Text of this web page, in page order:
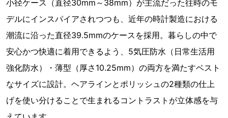
小径ケース（直径30mm～38mm）が主流だった往時のモ
デルにインスパイアされつつも、近年の時計製造における
潮流に沿った直径39.5mmのケースを採用。暮らしの中で
安心かつ快適に着用できるよう、5気圧防水（日常生活用
強化防水）・薄型（厚さ10.25mm）の両方を満たすベスト
なサイズに設計。ヘアラインとポリッシュの2種類の仕上
げを使い分けることで生まれるコントラストが立体感を与